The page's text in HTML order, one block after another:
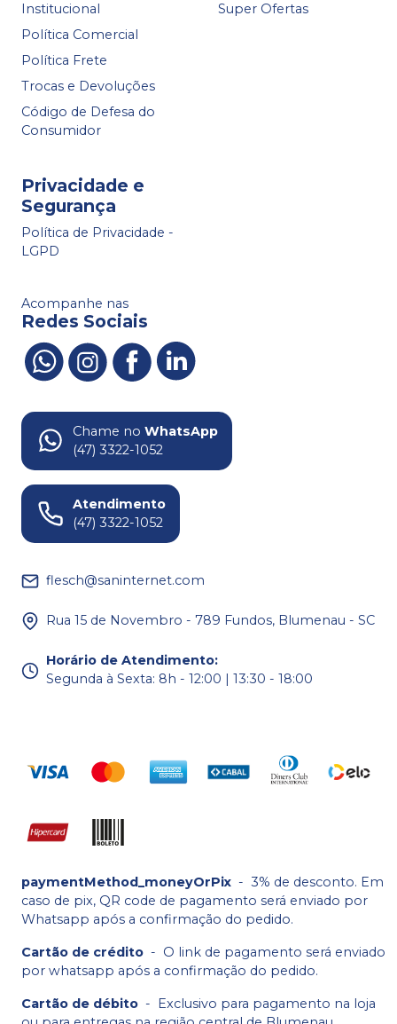
Institucional
Política Comercial
Política Frete
Trocas e Devoluções
Código de Defesa do
Consumidor
Super Ofertas
Privacidade e
Segurança
Política de Privacidade -
LGPD
Acompanhe nas
Redes Sociais
Chame no WhatsApp
(47) 3322-1052
Atendimento
(47) 3322-1052
flesch@saninternet.com
Rua 15 de Novembro - 789 Fundos, Blumenau - SC
Horário de Atendimento:
Segunda à Sexta: 8h - 12:00 | 13:30 - 18:00
paymentMethod_moneyOrPix - 3% de desconto. Em
caso de pix, QR code de pagamento será enviado por
Whatsapp após a confirmação do pedido.
Cartão de crédito - O link de pagamento será enviado
por whatsapp após a confirmação do pedido.
Cartão de débito - Exclusivo para pagamento na loja